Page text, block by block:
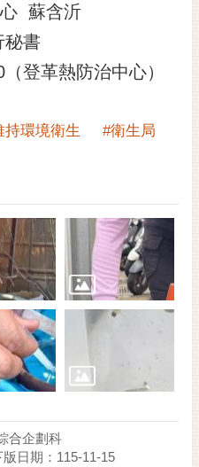
蘇含沂
秘書
登革熱防治中心）
持環境衛生
#衛生局
合企劃科
版日期：115-11-15